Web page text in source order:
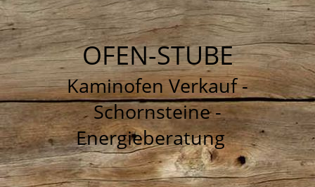
OFEN-STUBE
Kaminofen Verkauf -
Schornsteine -
Energieberatung